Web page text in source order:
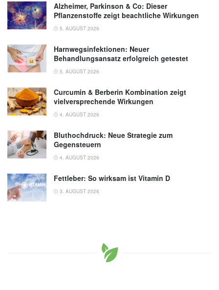
Alzheimer, Parkinson & Co: Dieser
Pflanzenstoffe zeigt beachtliche Wirkungen
5. AUGUST 2026
Harnwegsinfektionen: Neuer
Behandlungsansatz erfolgreich getestet
5. AUGUST 2026
Curcumin & Berberin Kombination zeigt
vielversprechende Wirkungen
4. AUGUST 2026
Bluthochdruck: Neue Strategie zum
Gegensteuern
4. AUGUST 2026
Fettleber: So wirksam ist Vitamin D
3. AUGUST 2026